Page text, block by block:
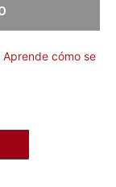
Aprende cómo se